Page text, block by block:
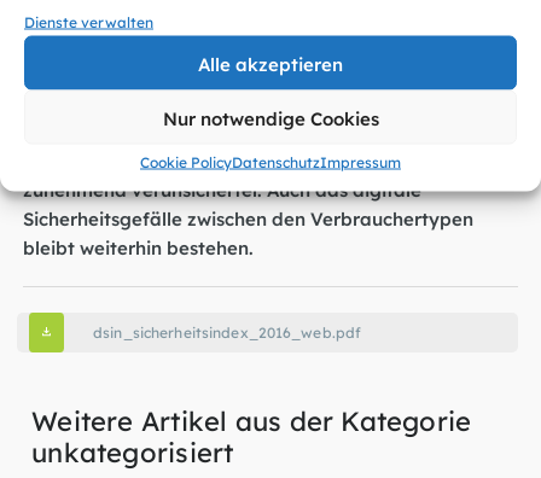
Dienste verwalten
Alle akzeptieren
Nur notwendige Cookies
Cookie PolicyDatenschutzImpressum
Relation zu den individuell praktizierten
Schutzmaßnahmen gesetzt. Der DsiN-Index
segmentiert darüber hinaus vier Verbrauchertypen, die
unterscheiden. Wesentliche Ergebnisse 2016: Trotz einer
Verbesserung des DsiN-Index fühlen sich Verbraucher
zunehmend verunsicherter. Auch das digitale
Sicherheitsgefälle zwischen den Verbrauchertypen
bleibt weiterhin bestehen.
dsin_sicherheitsindex_2016_web.pdf
Weitere Artikel aus der Kategorie
unkategorisiert